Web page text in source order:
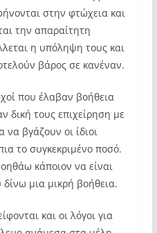
στην φτώχεια και
την απαραίτητη
η υπόληψη τους και
βάρος σε κανέναν.
που έλαβαν βοήθεια
δική τους επιχείρηση με
βγάζουν οι ίδιοι
το συγκεκριμένο ποσό.
κάποιον να είναι
μια μικρή βοήθεια.
και οι λόγοι για